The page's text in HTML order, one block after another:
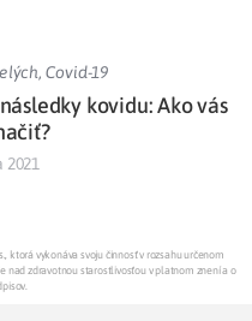
, Covid-19
kovidu: Ako vás
2021
ktorá vykonáva svoju činnosť v rozsahu určenom
nad zdravotnou starostlivosťou v platnom znení a o